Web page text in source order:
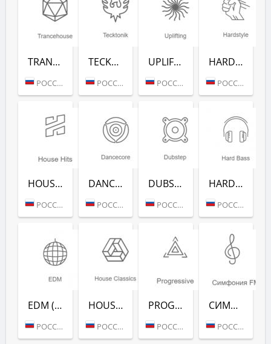
TRANCEHOUSE (РАДИО РЕКОРД)
РОССИЯ (МОСКВА)
TECKTONIK (РАДИО РЕКОРД)
РОССИЯ (МОСКВА)
UPLIFTING (РАДИО РЕКОРД)
РОССИЯ (МОСКВА)
HARDSTYLE (РАДИО РЕКОРД)
РОССИЯ (МОСКВА)
HOUSE HITS (РАДИО РЕКОРД)
РОССИЯ (МОСКВА)
DANCECORE (РАДИО РЕКОРД)
РОССИЯ (МОСКВА)
DUBSTEP (РАДИО РЕКОРД)
РОССИЯ (МОСКВА)
HARD BASS (РАДИО РЕКОРД)
РОССИЯ (МОСКВА)
EDM (РАДИО РЕКОРД)
РОССИЯ (МОСКВА)
HOUSE CLASSICS (РАДИО РЕКОРД)
РОССИЯ (МОСКВА)
PROGRESSIVE (РАДИО РЕКОРД)
РОССИЯ (МОСКВА)
СИМФОНИЯ FM (РАДИО РЕКОРД)
РОССИЯ (МОСКВА)